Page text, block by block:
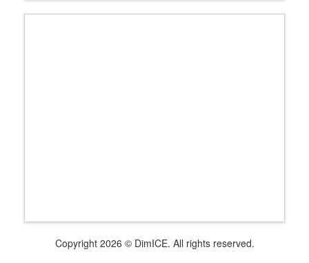
Copyright 2026 © DimICE. All rights reserved.